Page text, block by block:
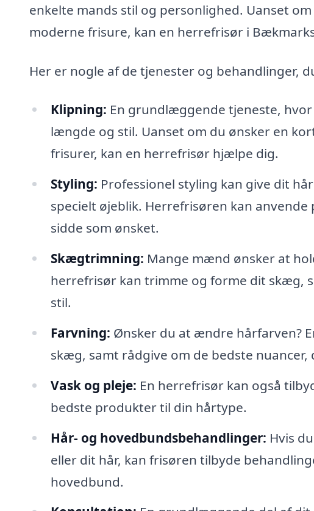
enkelte mands stil og personlighed. Uanset
moderne frisure, kan en herrefrisør i
Her er nogle af de tjenester og behandlinger,
Klipning: En grundlæggende tjeneste,
længde og stil. Uanset om du ønsker en
frisurer, kan en herrefrisør hjælpe dig.
Styling: Professionel styling kan give dit
specielt øjeblik. Herrefrisøren kan
sidde som ønsket.
Skægtrimning: Mange mænd ønsker at
herrefrisør kan trimme og forme dit skæg,
stil.
Farvning: Ønsker du at ændre hårfarven?
skæg, samt rådgive om de bedste
Vask og pleje: En herrefrisør kan også
bedste produkter til din hårtype.
Hår- og hovedbundsbehandlinger: Hvis
eller dit hår, kan frisøren tilbyde
hovedbund.